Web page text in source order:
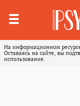
На информационном
Оставаясь на сайте, вы
использование.